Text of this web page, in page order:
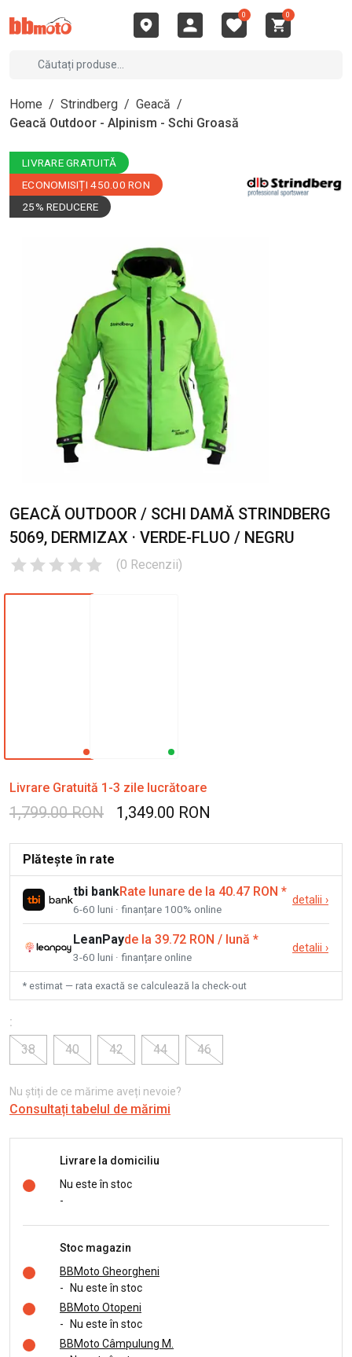
0 0
Home / Strindberg / Geacă /
Geacă Outdoor - Alpinism - Schi Groasă
LIVRARE GRATUITĂ
ECONOMISIȚI 450.00 RON
25% REDUCERE
GEACĂ OUTDOOR / SCHI DAMĂ STRINDBERG
5069, DERMIZAX · VERDE-FLUO / NEGRU
(0 Recenzii)
Livrare Gratuită 1-3 zile lucrătoare
1,799.00 RON 1,349.00 RON
Plătește în rate
tbi bankRate lunare de la 40.47 RON *
6-60 luni · finanțare 100% online
detalii ›
LeanPayde la 39.72 RON / lună *
3-60 luni · finanțare online
detalii ›
* estimat — rata exactă se calculează la check-out
:
38
40 42 44 46
Nu știți de ce mărime aveți nevoie?
Consultați tabelul de mărimi
Livrare la domiciliu
Nu este în stoc
-
Stoc magazin
BBMoto Gheorgheni
-
Nu este în stoc
BBMoto Otopeni
-
Nu este în stoc
BBMoto Câmpulung M.